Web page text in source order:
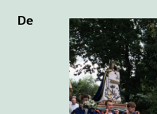
De